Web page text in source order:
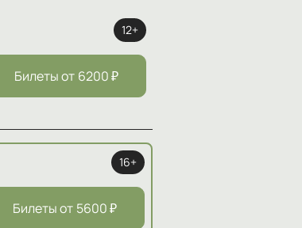
12+
Билеты от 6200₽
16+
Билеты от 5600₽